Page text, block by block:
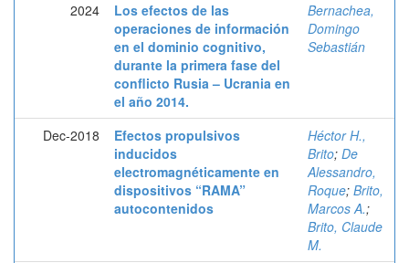
2024
Los efectos de las
operaciones de información
en el dominio cognitivo,
durante la primera fase del
conflicto Rusia – Ucrania en
el año 2014.
Bernachea,
Domingo
Sebastián
Dec-2018
Efectos propulsivos
inducidos
electromagnéticamente en
dispositivos “RAMA”
autocontenidos
Héctor H.,
Brito; De
Alessandro,
Roque; Brito,
Marcos A.;
Brito, Claude
M.